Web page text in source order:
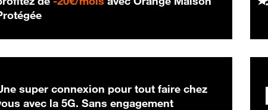
super connexion pour tout faire chez
avec la 5G. Sans engagement